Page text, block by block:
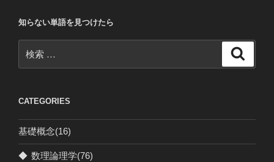
ー
シ
ョ
知らない単語を見つけたら
索:
CATEGORIES
基礎概念(16)
◆ 数理論理学(76)